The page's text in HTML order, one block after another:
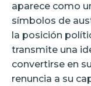
aparece como
símbolos de
la posición
transmite una
convertirse en
renuncia a su